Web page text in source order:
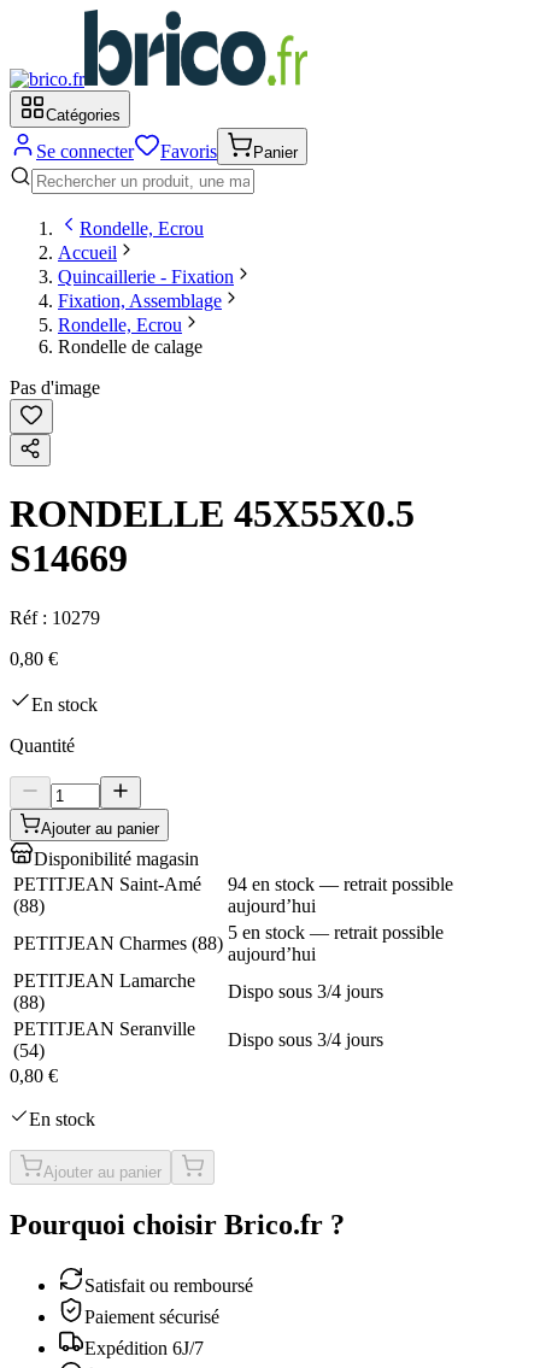
Catégories
Se connecter Favoris Panier
Rondelle, Ecrou
Accueil
Quincaillerie - Fixation
Fixation, Assemblage
Rondelle, Ecrou
Rondelle de calage
Pas d'image
RONDELLE 45X55X0.5
S14669
Réf : 10279
0,80 €
En stock
Quantité
Ajouter au panier
Disponibilité magasin
PETITJEAN Saint-Amé
(88)
94 en stock — retrait possible
aujourd’hui
PETITJEAN Charmes (88)
5 en stock — retrait possible
aujourd’hui
PETITJEAN Lamarche
(88)
Dispo sous 3/4 jours
PETITJEAN Seranville
(54)
Dispo sous 3/4 jours
0,80 €
En stock
Ajouter au panier
Pourquoi choisir Brico.fr ?
Satisfait ou remboursé
Paiement sécurisé
Expédition 6J/7